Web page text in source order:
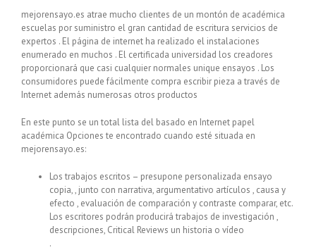
mejorensayo.es atrae mucho clientes de un montón de académica
escuelas por suministro el gran cantidad de escritura servicios de
expertos . El página de internet ha realizado el instalaciones
enumerado en muchos . El certificada universidad los creadores
proporcionará que casi cualquier normales unique ensayos . Los
consumidores puede fácilmente compra escribir pieza a través de
Internet además numerosas otros productos
En este punto se un total lista del basado en Internet papel
académica Opciones te encontrado cuando esté situada en
mejorensayo.es:
Los trabajos escritos – presupone personalizada ensayo
copia, , junto con narrativa, argumentativo artículos , causa y
efecto , evaluación de comparación y contraste comparar, etc.
Los escritores podrán producirá trabajos de investigación ,
descripciones, Critical Reviews un historia o vídeo
.